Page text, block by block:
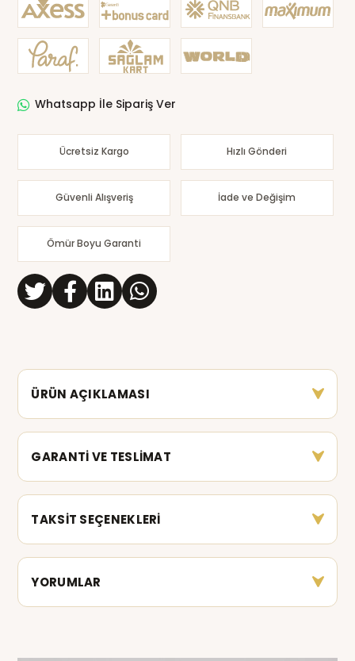
Whatsapp İle Sipariş Ver
Ücretsiz Kargo Hızlı Gönderi
Güvenli Alışveriş İade ve Değişim
Ömür Boyu Garanti
ÜRÜN AÇIKLAMASI
GARANTİ VE TESLİMAT
TAKSİT SEÇENEKLERİ
YORUMLAR